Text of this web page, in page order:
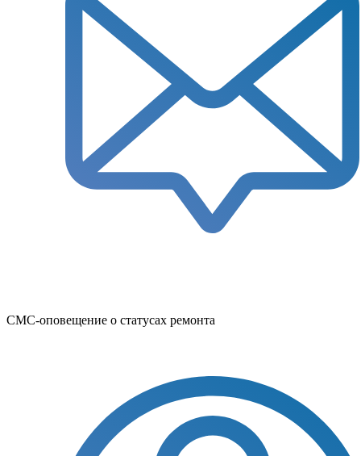
СМС-оповещение о статусах ремонта